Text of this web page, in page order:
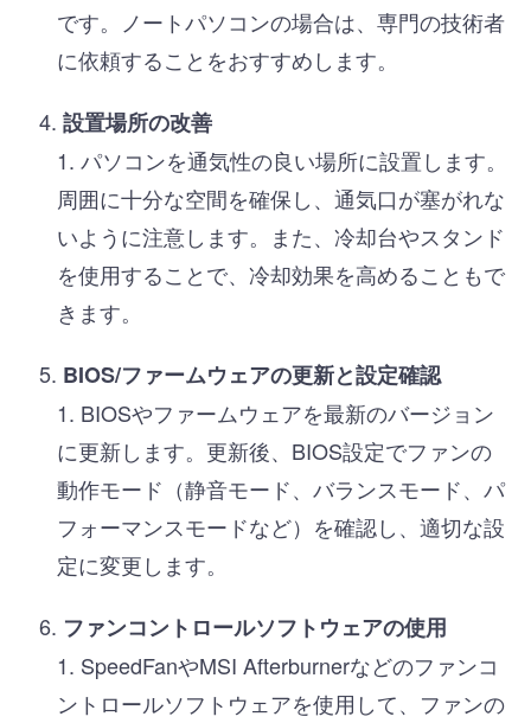
です。ノートパソコンの場合は、専門の技術者
に依頼することをおすすめします。
設置場所の改善
パソコンを通気性の良い場所に設置します。
周囲に十分な空間を確保し、通気口が塞がれな
いように注意します。また、冷却台やスタンド
を使用することで、冷却効果を高めることもで
きます。
BIOS/ファームウェアの更新と設定確認
BIOSやファームウェアを最新のバージョン
に更新します。更新後、BIOS設定でファンの
動作モード（静音モード、バランスモード、パ
フォーマンスモードなど）を確認し、適切な設
定に変更します。
ファンコントロールソフトウェアの使用
SpeedFanやMSI Afterburnerなどのファンコ
ントロールソフトウェアを使用して、ファンの